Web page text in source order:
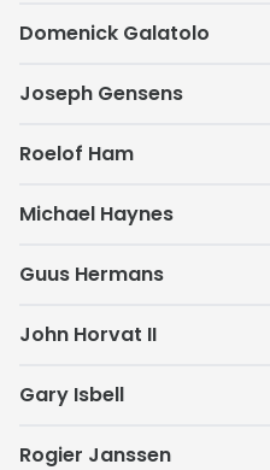
Domenick Galatolo
Joseph Gensens
Roelof Ham
Michael Haynes
Guus Hermans
John Horvat II
Gary Isbell
Rogier Janssen